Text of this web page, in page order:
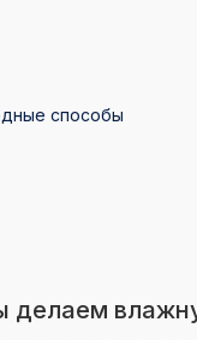
способы
делаем